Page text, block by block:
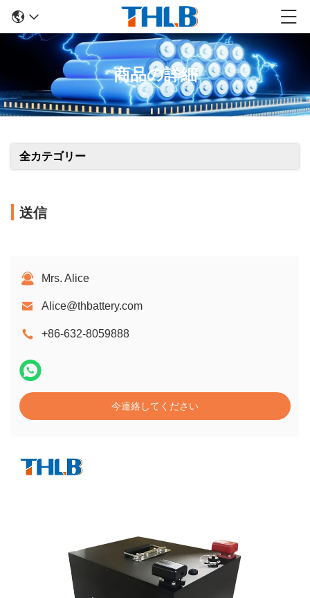
商品の詳細
全カテゴリー
送信
Mrs. Alice
Alice@thbattery.com
+86-632-8059888
今連絡してください